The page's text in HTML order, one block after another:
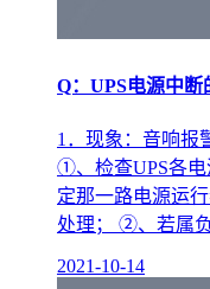
Q：UPS电源中断
1．现象：音响报
①、检查UPS各电
定那一路电源运
处理； ②、若属
2021-10-14